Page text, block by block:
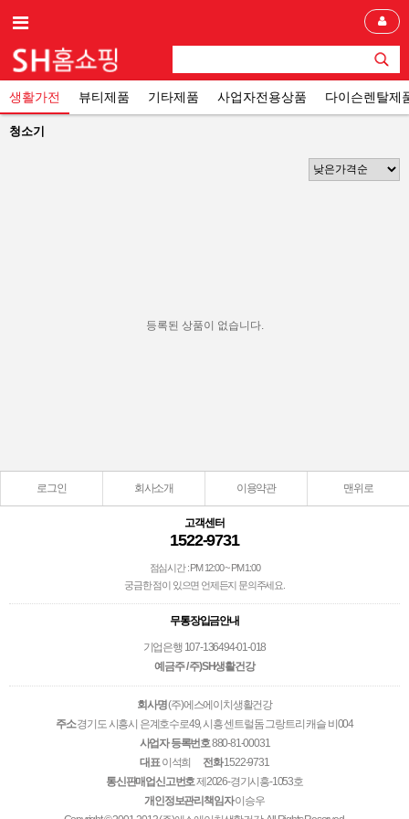
생활가전 뷰티제품 기타제품 사업자전용상품 다이슨렌탈제
청소기
등록된 상품이 없습니다.
로그인 회사소개 이용약관 맨위로
고객센터
1522-9731
점심시간 : PM 12:00 ~ PM 1:00
궁금한 점이 있으면 언제든지 문의주세요.
무통장입금안내
기업은행 107-136494-01-018
예금주 / 주)SH생활건강
회사명(주)에스에이치생활건강
주소경기도 시흥시 은계호수로49, 시흥 센트럴돔 그랑트리 캐슬 비004
사업자 등록번호880-81-00031
대표이석희 전화1522-9731
통신판매업신고번호제2026-경기시흥-1053호
개인정보관리책임자이승우